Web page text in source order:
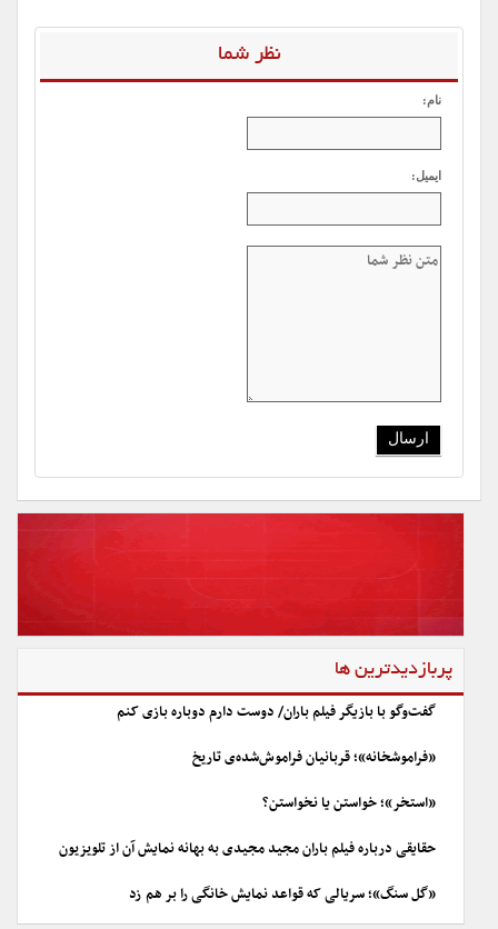
نظر شما
نام:
ایمیل:
پربازدیدترین ها
گفت‌وگو با بازیگر فیلم باران/ دوست دارم دوباره بازی کنم
«فراموشخانه»؛ قربانیان فراموش‌شده‌ی تاریخ
«استخر»؛ خواستن یا نخواستن؟
حقایقی درباره فیلم باران مجید مجیدی به بهانه نمایش آن از تلویزیون
«گل سنگ»؛ سریالی که قواعد نمایش خانگی را بر هم زد